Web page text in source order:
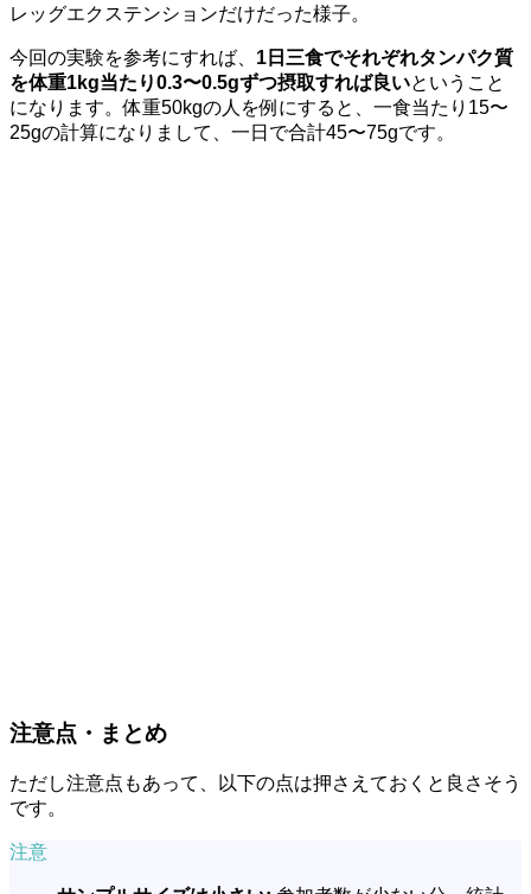
レッグエクステンションだけだった様子。
今回の実験を参考にすれば、 1日三食でそれぞれタンパク質
を体重1kg当たり0.3〜0.5gずつ摂取すれば良いということ
になります。体重50kgの人を例にすると、一食当たり15〜
25gの計算になりまして、一日で合計45〜75gです。
注意点・まとめ
ただし注意点もあって、以下の点は押さえておくと良さそう
です。
注意